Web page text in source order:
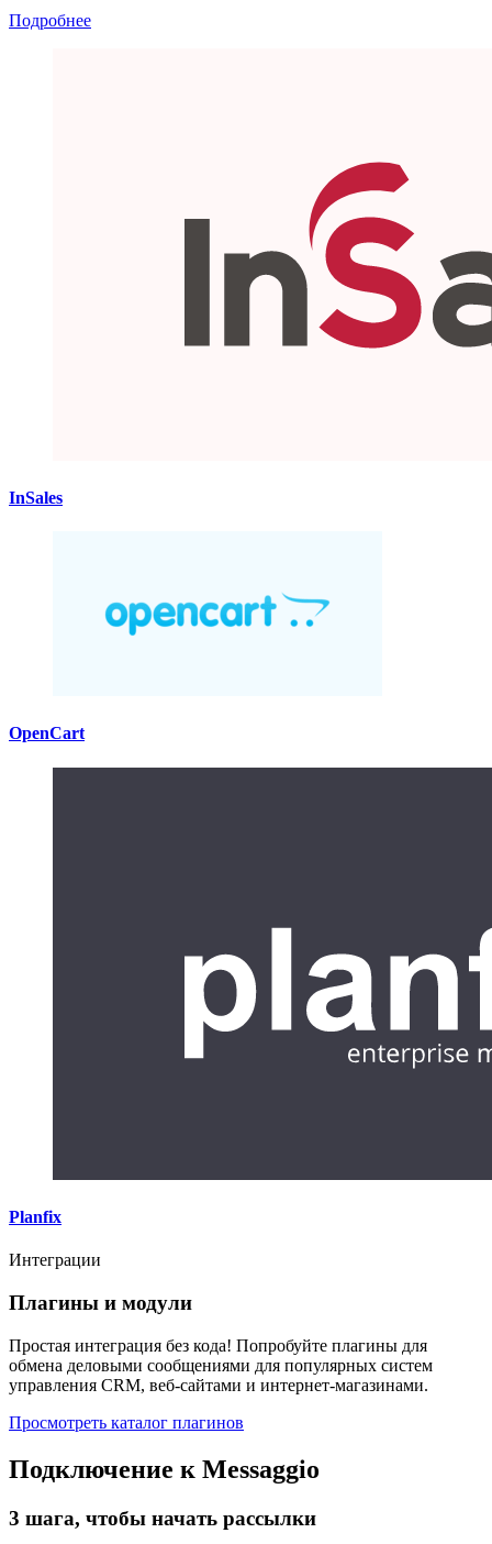
Подробнее
InSales
OpenCart
Planfix
Интеграции
Плагины и модули
Простая интеграция без кода! Попробуйте плагины для
обмена деловыми сообщениями для популярных систем
управления CRM, веб-сайтами и интернет-магазинами.
Просмотреть каталог плагинов
Подключение к Messaggio
3 шага, чтобы начать рассылки